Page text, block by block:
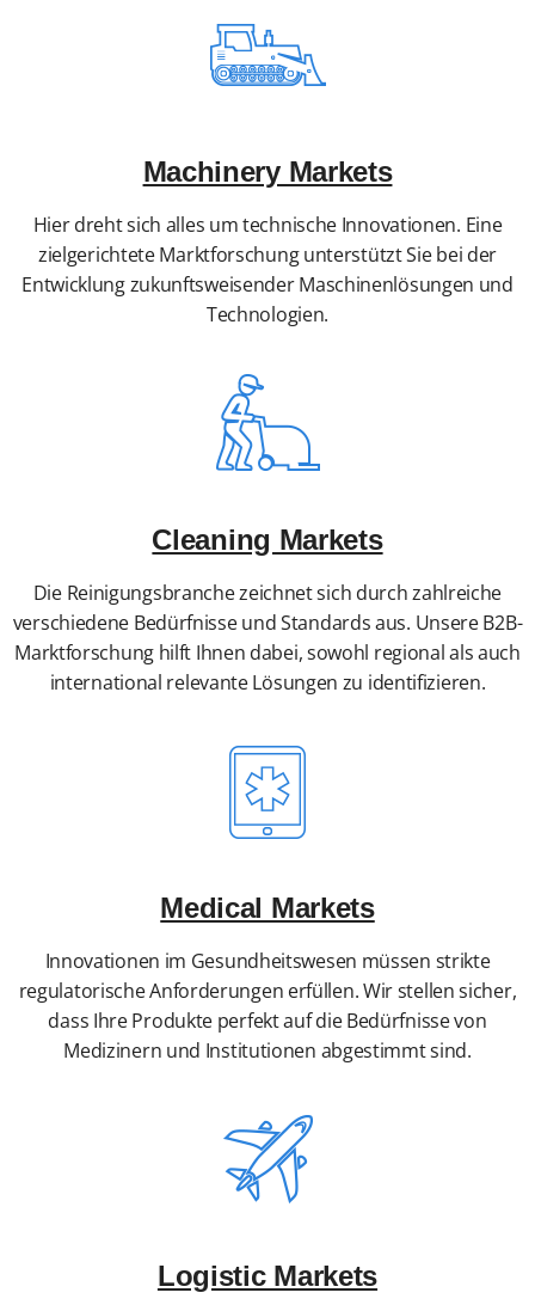
Machinery Markets
Hier dreht sich alles um technische Innovationen. Eine
zielgerichtete Marktforschung unterstützt Sie bei der
Entwicklung zukunftsweisender Maschinenlösungen und
Technologien.
Cleaning Markets
Die Reinigungsbranche zeichnet sich durch zahlreiche
verschiedene Bedürfnisse und Standards aus. Unsere B2B-
Marktforschung hilft Ihnen dabei, sowohl regional als auch
international relevante Lösungen zu identifizieren.
Medical Markets
Innovationen im Gesundheitswesen müssen strikte
regulatorische Anforderungen erfüllen. Wir stellen sicher,
dass Ihre Produkte perfekt auf die Bedürfnisse von
Medizinern und Institutionen abgestimmt sind.
Logistic Markets